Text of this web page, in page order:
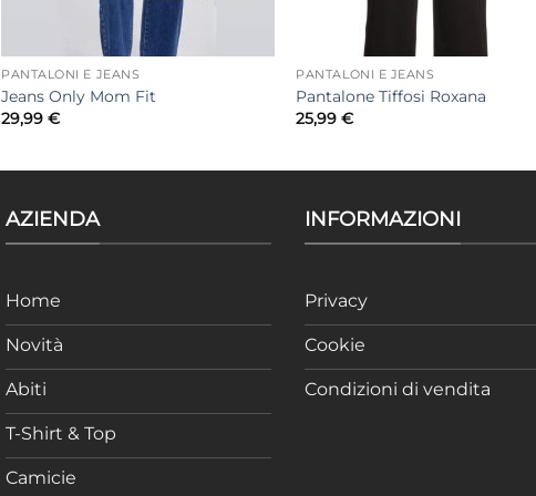
PANTALONI E JEANS
Jeans Only Mom Fit
29,99€
PANTALONI E JEANS
Pantalone Tiffosi Roxana
25,99€
AZIENDA
Home
Novità
Abiti
T-Shirt & Top
Camicie
INFORMAZIONI
Privacy
Cookie
Condizioni di vendita